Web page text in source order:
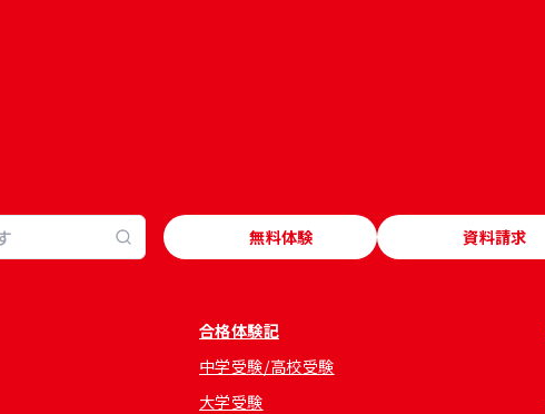
無料体験 資料請求
合格体験記
中学受験/高校受験
大学受験